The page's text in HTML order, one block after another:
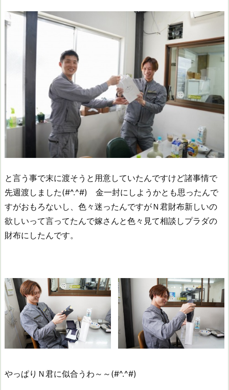
と言う事で末に渡そうと用意していたんですけど諸事情で
先週渡しました(#^.^#) 金一封にしようかとも思ったんで
すがおもろないし、色々迷ったんですがＮ君財布新しいの
欲しいって言ってたんで嫁さんと色々見て相談しプラダの
財布にしたんです。
やっぱりＮ君に似合うわ～～(#^.^#)